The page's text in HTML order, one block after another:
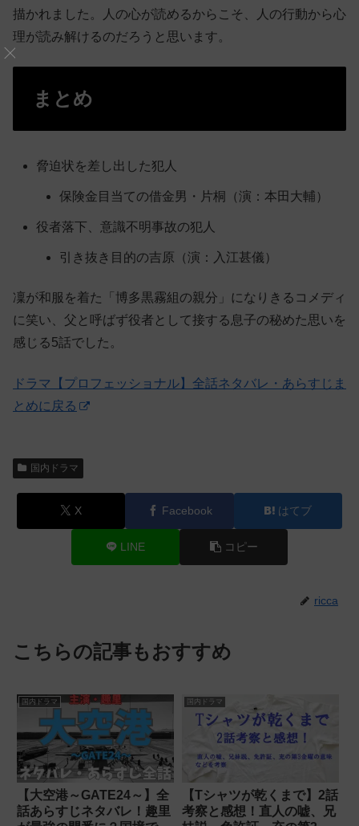
描かれました。人の心が読めるからこそ、人の行動から心
理が読み解けるのだろうと思います。
まとめ
脅迫状を差し出した犯人
保険金目当ての借金男・片桐（演：本田大輔）
役者落下、意識不明事故の犯人
引き抜き目的の吉原（演：入江甚儀）
凜が和服を着た「博多黒霧組の親分」になりきるコメディ
に笑い、父と呼ばず役者として接する息子の秘めた思いを
感じる5話でした。
ドラマ【プロフェッショナル】全話ネタバレ・あらすじま
とめに戻る
国内ドラマ
X Facebook はてブ
LINE コピー
ricca
こちらの記事もおすすめ
国内ドラマ
【大空港～GATE24～】全
話あらすじネタバレ！趣里
国内ドラマ
【Tシャツが乾くまで】2話
考察と感想！直人の嘘、兄